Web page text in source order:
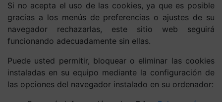
Si no acepta el uso de las cookies, ya que es posible
gracias a los menús de preferencias o ajustes de su
navegador rechazarlas, este sitio web seguirá
funcionando adecuadamente sin ellas.
Puede usted permitir, bloquear o eliminar las cookies
instaladas en su equipo mediante la configuración de
las opciones del navegador instalado en su ordenador: